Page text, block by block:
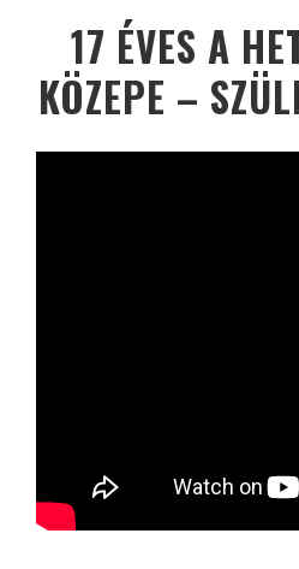
17 ÉVES A
KÖZEPE –